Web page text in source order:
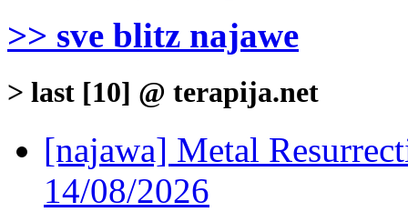
>> sve blitz najawe
> last [10] @ terapija.net
[najawa] Metal
14/08/2026